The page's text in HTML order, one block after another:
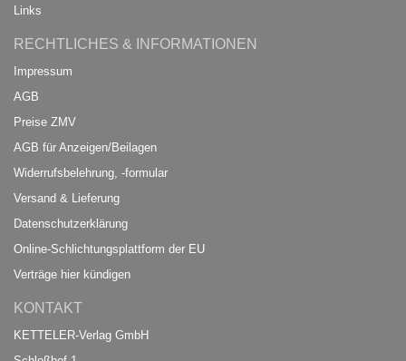
Links
RECHTLICHES & INFORMATIONEN
Impressum
AGB
Preise ZMV
AGB für Anzeigen/Beilagen
Widerrufsbelehrung, -formular
Versand & Lieferung
Datenschutzerklärung
Online-Schlichtungsplattform der EU
Verträge hier kündigen
KONTAKT
KETTELER-Verlag GmbH